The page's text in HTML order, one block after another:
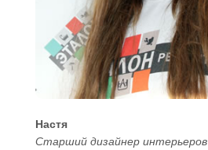
Настя
Старший дизайнер интерьеров